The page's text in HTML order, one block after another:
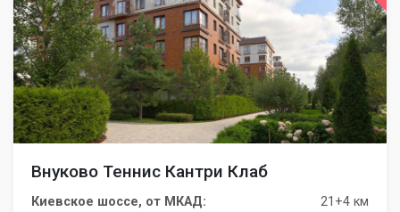
Внуково Теннис Кантри Клаб
Киевское шоссе, от МКАД:
21+4 км